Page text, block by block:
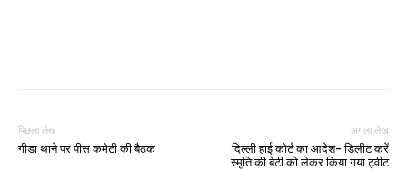
पिछला लेख
गीडा थाने पर पीस कमेटी की बैठक
अगला लेख
दिल्ली हाई कोर्ट का आदेश- डिलीट करें
स्मृति की बेटी को लेकर किया गया ट्वीट